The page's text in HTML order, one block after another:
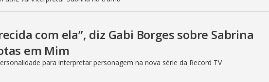
o
com ela”, diz Gabi Borges sobre Sabrina
em Mim
para interpretar personagem na nova série da Record TV